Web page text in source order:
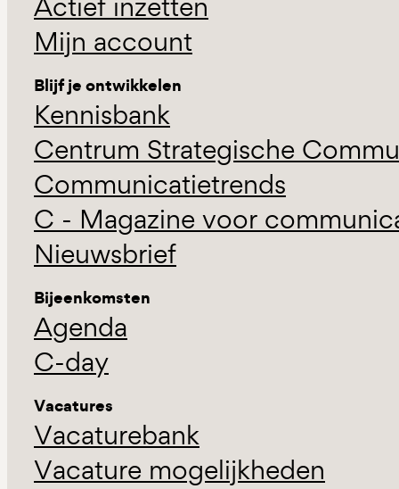
Mijn account
Blijf je ontwikkelen
Kennisbank
Centrum Strategische
Communicatietrends
C - Magazine voor
Nieuwsbrief
Bijeenkomsten
Agenda
C-day
Vacatures
Vacaturebank
Vacature mogelijkheden